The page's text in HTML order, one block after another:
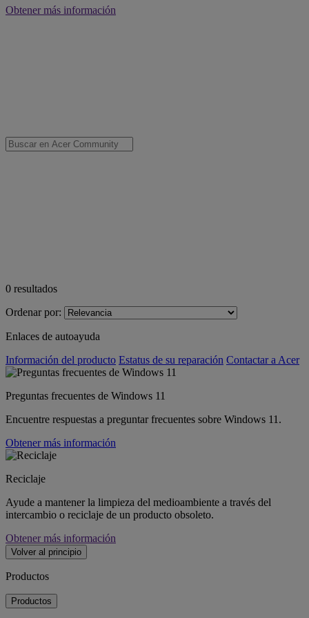
Obtener más información
0 resultados
Ordenar por:
Enlaces de autoayuda
Información del producto Estatus de su reparación Contactar a Acer
Preguntas frecuentes de Windows 11
Encuentre respuestas a preguntar frecuentes sobre Windows 11.
Obtener más información
Reciclaje
Ayude a mantener la limpieza del medioambiente a través del
intercambio o reciclaje de un producto obsoleto.
Obtener más información
Volver al principio
Productos
Productos